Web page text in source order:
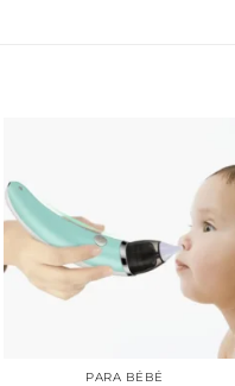
PARA BÉBÉ